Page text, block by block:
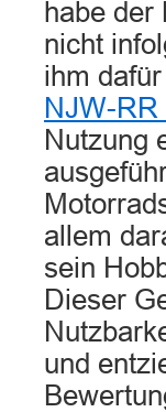
habe der
nicht
ihm
NJW-RR
Nutzung
allem
sein
Dieser
und